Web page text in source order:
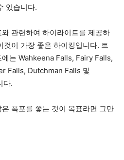
있습니다.
관련하여 하이라이트를 제공하
것이 가장 좋은 하이킹입니다. 트
는 Wahkeena Falls, Fairy Falls,
Falls, Dutchman Falls 및
다.
폭포를 쫓는 것이 목표라면 그만